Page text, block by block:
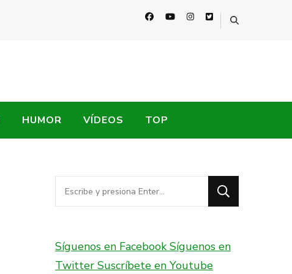
HUMOR VÍDEOS TOP
¿Buscas
algo?
Síguenos en FacebookSíguenos en
Twitter Suscríbete en Youtube